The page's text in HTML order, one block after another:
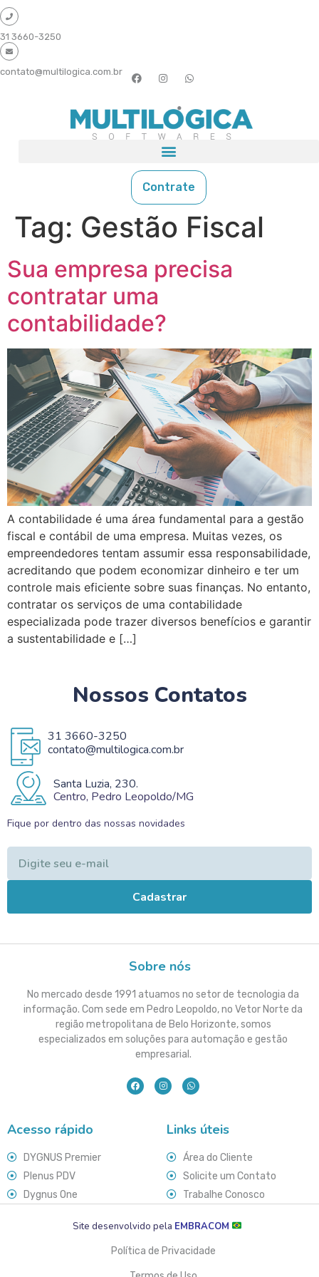
31 3660-3250
contato@multilogica.com.br
Contrate
Tag: Gestão Fiscal
Sua empresa precisa
contratar uma
contabilidade?
A contabilidade é uma área fundamental para a gestão
fiscal e contábil de uma empresa. Muitas vezes, os
empreendedores tentam assumir essa responsabilidade,
acreditando que podem economizar dinheiro e ter um
controle mais eficiente sobre suas finanças. No entanto,
contratar os serviços de uma contabilidade
especializada pode trazer diversos benefícios e garantir
a sustentabilidade e […]
Nossos Contatos
31 3660-3250
contato@multilogica.com.br
Santa Luzia, 230.
Centro, Pedro Leopoldo/MG
Fique por dentro das nossas novidades
Cadastrar
Sobre nós
No mercado desde 1991 atuamos no setor de tecnologia da
informação. Com sede em Pedro Leopoldo, no Vetor Norte da
região metropolitana de Belo Horizonte, somos
especializados em soluções para automação e gestão
empresarial.
Acesso rápido
DYGNUS Premier
Plenus PDV
Dygnus One
Links úteis
Área do Cliente
Solicite um Contato
Trabalhe Conosco
Site desenvolvido pela EMBRACOM
Política de Privacidade